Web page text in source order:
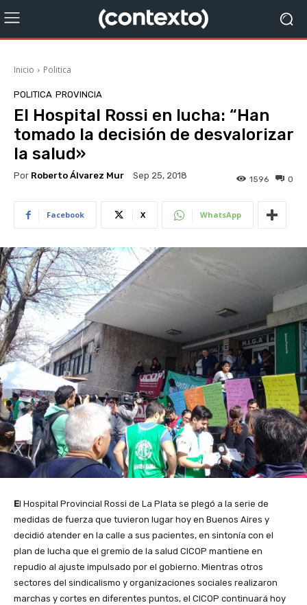
Inicio Politica
POLITICA PROVINCIA
El Hospital Rossi en lucha: “Han
tomado la decisión de desvalorizar
la salud»
Por Roberto Álvarez Mur Sep 25, 2018 0
1596
Facebook X WhatsApp
El Hospital Provincial Rossi de La Plata se plegó a la serie de
medidas de fuerza que tuvieron lugar hoy en Buenos Aires y
decidió atender en la calle a sus pacientes, en sintonía con el
plan de lucha que el gremio de la salud CICOP mantiene en
repudio al ajuste impulsado por el gobierno. Mientras otros
sectores del sindicalismo y organizaciones sociales realizaron
marchas y cortes en diferentes puntos, el CICOP continuará hoy